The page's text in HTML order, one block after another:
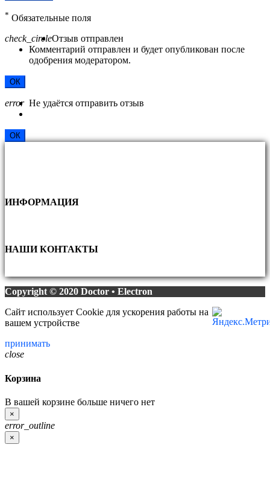
* Обязательные поля
check_circleОтзыв отправлен
Комментарий отправлен и будет опубликован после
одобрения модератором.
ОК
error Не удаётся отправить отзыв
ОК
ИНФОРМАЦИЯ
НАШИ КОНТАКТЫ
Copyright © 2020 Doctor • Electron
Сайт использует Cookie для ускорения работы на
вашем устройстве
принимать
close
Корзина
В вашей корзине больше ничего нет
×
error_outline
×